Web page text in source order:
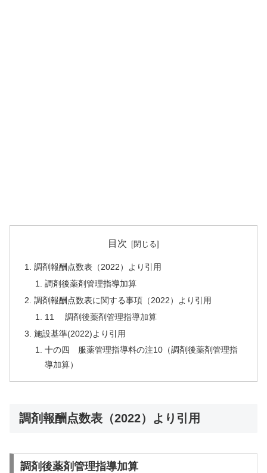
目次
調剤報酬点数表（2022）より引用
調剤後薬剤管理指導加算
調剤報酬点数表に関する事項（2022）より引用
11 調剤後薬剤管理指導加算
施設基準(2022)より引用
十の四 服薬管理指導料の注10（調剤後薬剤管理指
導加算）
調剤報酬点数表（2022）より引用
調剤後薬剤管理指導加算